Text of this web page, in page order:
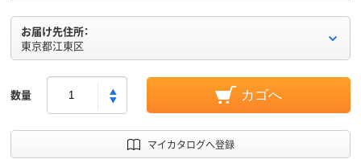
お届け先住所：
東京都江東区
数量 カゴへ
マイカタログへ登録